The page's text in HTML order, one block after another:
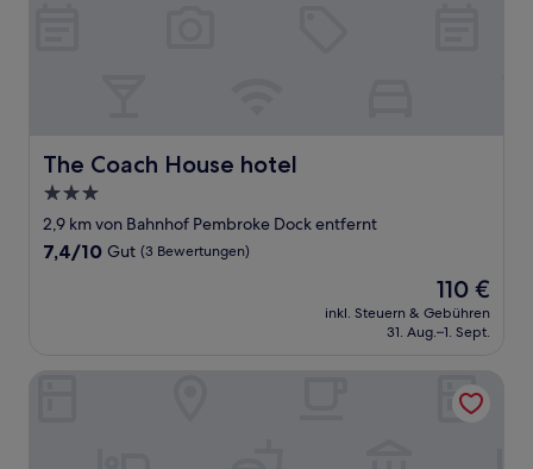
The Coach House hotel
The Coach House hotel
3.0-
Sterne-
Unterkunft
2,9 km von Bahnhof Pembroke Dock entfernt
7.4
7,4/10 Gut (3 Bewertungen)
Der
Preis
beträgt
110 €
inkl. Steuern & Gebühren
31. Aug.–1. Sept.